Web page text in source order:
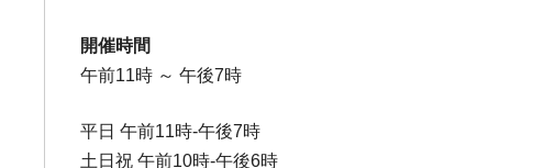
開催時間
午前11時 ～ 午後7時
平日 午前11時-午後7時
土日祝 午前10時-午後6時